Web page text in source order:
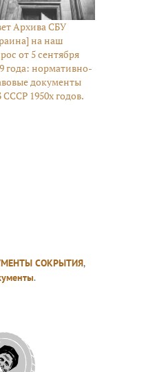
Архива СБУ
на наш
от 5 сентября
года: нормативно-
документы
СССР 1950х годов.
СОКРЫТИЯ,
.